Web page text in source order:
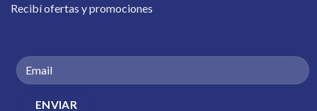
Recibí ofertas y promociones